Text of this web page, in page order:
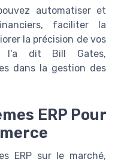
automatiser et
faciliter la
la précision de vos
l'a dit Bill Gates,
dans la gestion des
ERP Pour
ERP sur le marché,